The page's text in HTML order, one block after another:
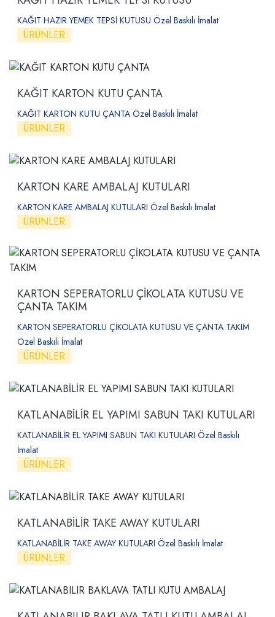
KAĞIT HAZIR YEMEK TEPSİ KUTUSU Özel Baskılı İmalat
ÜRÜNLER
KAĞIT KARTON KUTU ÇANTA
KAĞIT KARTON KUTU ÇANTA Özel Baskılı İmalat
ÜRÜNLER
KARTON KARE AMBALAJ KUTULARI
KARTON KARE AMBALAJ KUTULARI Özel Baskılı İmalat
ÜRÜNLER
KARTON SEPERATORLU ÇİKOLATA KUTUSU VE
ÇANTA TAKIM
KARTON SEPERATORLU ÇİKOLATA KUTUSU VE ÇANTA TAKIM
Özel Baskılı İmalat
ÜRÜNLER
KATLANABİLİR EL YAPIMI SABUN TAKI KUTULARI
KATLANABİLİR EL YAPIMI SABUN TAKI KUTULARI Özel Baskılı
İmalat
ÜRÜNLER
KATLANABİLİR TAKE AWAY KUTULARI
KATLANABİLİR TAKE AWAY KUTULARI Özel Baskılı İmalat
ÜRÜNLER